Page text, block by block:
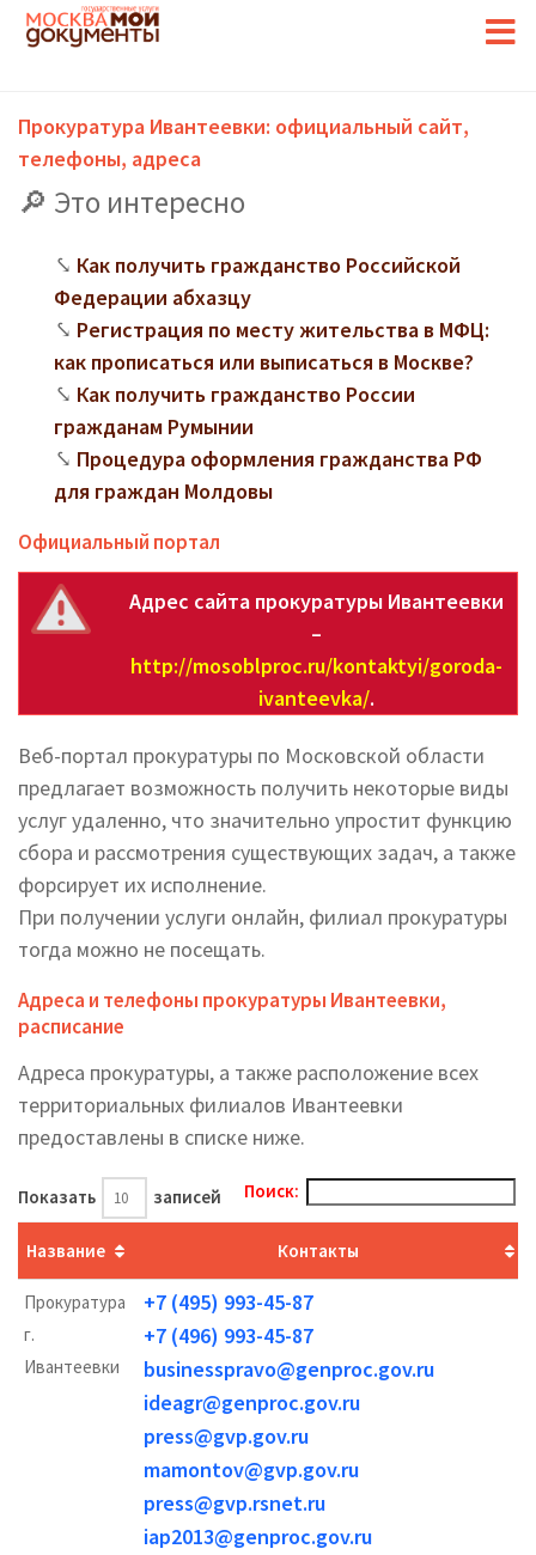
Прокуратура Ивантеевки: официальный сайт,
телефоны, адреса
Это интересно
Как получить гражданство Российской
Федерации абхазцу
Регистрация по месту жительства в МФЦ:
как прописаться или выписаться в Москве?
Как получить гражданство России
гражданам Румынии
Процедура оформления гражданства РФ
для граждан Молдовы
Официальный портал
Адрес сайта прокуратуры Ивантеевки
–
http://mosoblproc.ru/kontaktyi/goroda-
ivanteevka/.
Веб-портал прокуратуры по Московской области
предлагает возможность получить некоторые виды
услуг удаленно, что значительно упростит функцию
сбора и рассмотрения существующих задач, а также
форсирует их исполнение.
При получении услуги онлайн, филиал прокуратуры
тогда можно не посещать.
Адреса и телефоны прокуратуры Ивантеевки,
расписание
Адреса прокуратуры, а также расположение всех
территориальных филиалов Ивантеевки
предоставлены в списке ниже.
Показать записей Поиск:
Название Контакты
Прокуратура
г.
Ивантеевки
+7 (495) 993-45-87
+7 (496) 993-45-87
businesspravo@genproc.gov.ru
ideagr@genproc.gov.ru
press@gvp.gov.ru
mamontov@gvp.gov.ru
press@gvp.rsnet.ru
iap2013@genproc.gov.ru